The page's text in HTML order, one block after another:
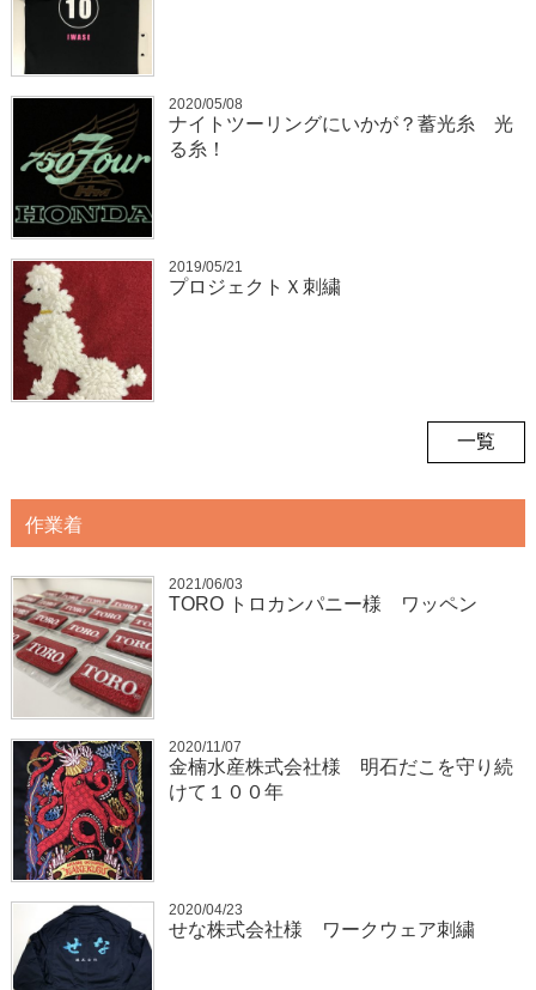
2020/05/08
ナイトツーリングにいかが？蓄光糸 光
る糸！
2019/05/21
プロジェクトＸ刺繍
一覧
作業着
2021/06/03
TORO トロカンパニー様 ワッペン
2020/11/07
金楠水産株式会社様 明石だこを守り続
けて１００年
2020/04/23
せな株式会社様 ワークウェア刺繍